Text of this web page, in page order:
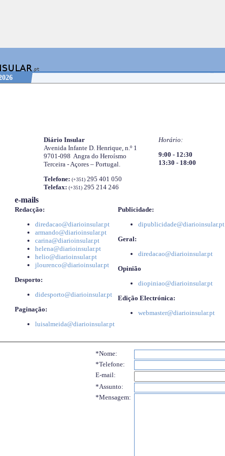
Diário Insular
Avenida Infante D. Henrique, n.º 1
9701-098 Angra do Heroísmo
Terceira - Açores – Portugal.
Telefone: (+351)295 401 050
Telefax: (+351)295 214 246
Horário:
9:00 - 12:30
13:30 - 18:00
e-mails
Redacção:
diredacao@diarioinsular.pt
armando@diarioinsular.pt
carina@diarioinsular.pt
helena@diarioinsular.pt
helio@diarioinsular.pt
jlourenco@diarioinsular.pt
Desporto:
didesporto@diarioinsular.pt
Paginação:
luisalmeida@diarioinsular.pt
Publicidade:
dipublicidade@diarioinsular.pt
Geral:
diredacao@diarioinsular.pt
Opinião
diopiniao@diarioinsular.pt
Edição Electrónica:
webmaster@diarioinsular.pt
*Nome:
*Telefone:
E-mail:
*Assunto:
*Mensagem: